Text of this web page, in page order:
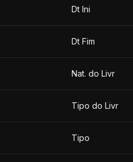
Dt Ini
Dt Fim
Nat. do Livr
Tipo do Livr
Tipo